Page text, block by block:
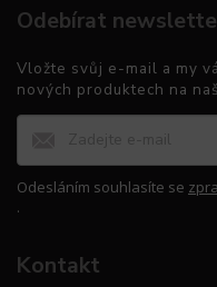
Odebírat
Vložte svůj e-mail a my
nových produktech na
Odesláním souhlasíte se
.
Kontakt